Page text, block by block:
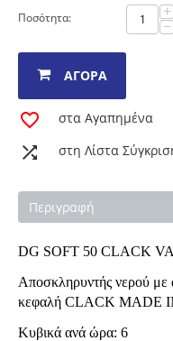
Ποσότητα:
+
−
ΑΓΟΡΆ
στα Αγαπημένα
στη Λίστα
Περιγραφή
DG SOFT 50 CLACK
Aποσκληρυντής νερού με
κεφαλή CLACK MADE
Κυβικά ανά ώρα: 6